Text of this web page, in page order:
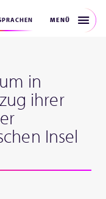
MENÜ
in
ihrer
Insel